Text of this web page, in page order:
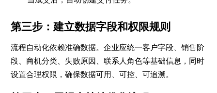
第三步：建立数据字段和权限规则
流程自动化依赖准确数据。企业应统一客户字段、销售阶
段、商机分类、失败原因、联系人角色等基础信息，同时
设置合理权限，确保数据可用、可控、可追溯。